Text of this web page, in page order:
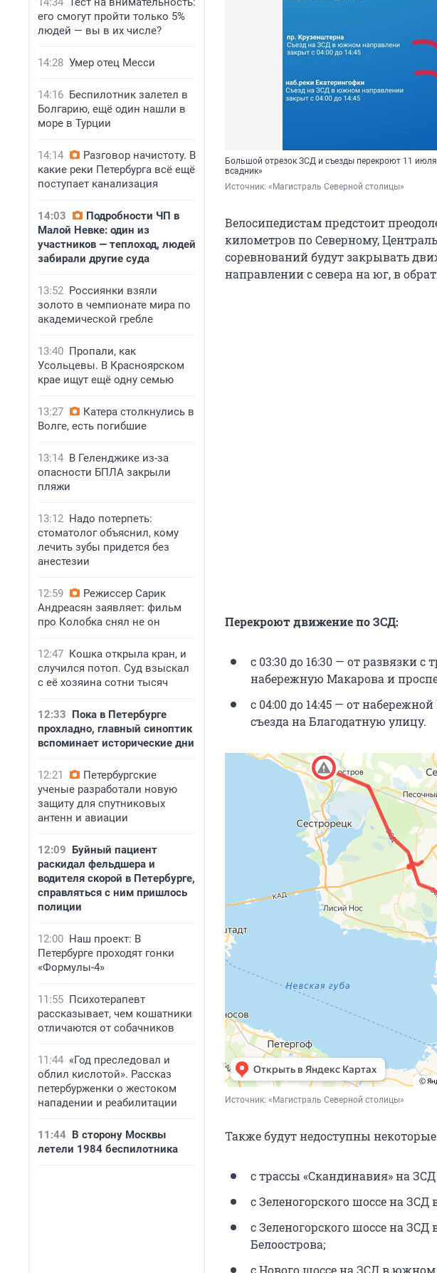
его смогут пройти только 5%
людей — вы в их числе?
14:28 Умер отец Месси
14:16 Беспилотник залетел в
Болгарию, ещё один нашли в
море в Турции
14:14
Разговор начистоту. В
какие реки Петербурга всё ещё
поступает канализация
14:03
Подробности ЧП в
Малой Невке: один из
участников — теплоход, людей
забирали другие суда
13:52 Россиянки взяли
золото в чемпионате мира по
академической гребле
13:40 Пропали, как
Усольцевы. В Красноярском
крае ищут ещё одну семью
13:27
Катера столкнулись в
Волге, есть погибшие
13:14 В Геленджике из-за
опасности БПЛА закрыли
пляжи
13:12 Надо потерпеть:
стоматолог объяснил, кому
лечить зубы придется без
анестезии
12:59
Режиссер Сарик
Андреасян заявляет: фильм
про Колобка снял не он
12:47 Кошка открыла кран, и
случился потоп. Суд взыскал
с её хозяина сотни тысяч
12:33 Пока в Петербурге
прохладно, главный синоптик
вспоминает исторические дни
12:21
Петербургские
ученые разработали новую
защиту для спутниковых
антенн и авиации
12:09 Буйный пациент
раскидал фельдшера и
водителя скорой в Петербурге,
справляться с ним пришлось
полиции
12:00 Наш проект: В
Петербурге проходят гонки
«Формулы-4»
11:55 Психотерапевт
рассказывает, чем кошатники
отличаются от собачников
11:44 «Год преследовал и
облил кислотой». Рассказ
петербурженки о жестоком
нападении и реабилитации
11:44 В сторону Москвы
летели 1984 беспилотника
Большой отрезок ЗСД и съезды перекроют 11
всадник»
Источник: «Магистраль Северной столицы»
Велосипедистам предстоит
километров по Северному,
соревнований будут закрывать
направлении с севера на юг, в
Перекроют движение по ЗСД:
с 03:30 до 16:30 — от развязки с
набережную Макарова и
с 04:00 до 14:45 — от
съезда на Благодатную улицу.
Источник: «Магистраль Северной столицы»
Также будут недоступны
с трассы «Скандинавия» на
с Зеленогорского шоссе на
с Зеленогорского шоссе на
Белоострова;
с Нового шоссе на ЗСД в